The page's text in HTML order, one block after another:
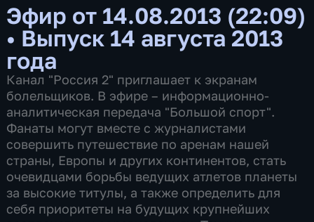
Эфир от 14.08.2013 (22:09)
• Выпуск 14 августа 2013
года
Канал "Россия 2" приглашает к экранам
болельщиков. В эфире – информационно-
аналитическая передача "Большой спорт".
Фанаты могут вместе с журналистами
совершить путешествие по аренам нашей
страны, Европы и других континентов, стать
очевидцами борьбы ведущих атлетов планеты
за высокие титулы, а также определить для
себя приоритеты на будущих крупнейших